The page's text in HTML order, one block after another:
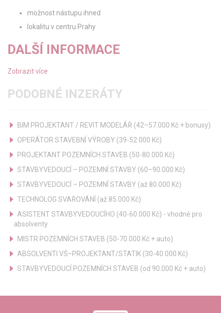
možnost nástupu ihned
lokalitu v centru Prahy
DALŠÍ INFORMACE
Zobrazit více
PODOBNÉ INZERÁTY
BIM PROJEKTANT / REVIT MODELÁŘ (42–57.000 Kč + bonusy)
OPERÁTOR STAVEBNÍ VÝROBY (39-52.000 Kč)
PROJEKTANT POZEMNÍCH STAVEB (50-80.000 Kč)
STAVBYVEDOUCÍ – POZEMNÍ STAVBY (60–90.000 Kč)
STAVBYVEDOUCÍ – POZEMNÍ STAVBY (až 80.000 Kč)
TECHNOLOG SVAŘOVÁNÍ (až 85.000 Kč)
ASISTENT STAVBYVEDOUCÍHO (40-60.000 Kč) - vhodné pro
absolventy
MISTR POZEMNÍCH STAVEB (50-70.000 Kč + auto)
ABSOLVENTI VŠ–PROJEKTANT/STATIK (30-40.000 Kč)
STAVBYVEDOUCÍ POZEMNÍCH STAVEB (od 90.000 Kč + auto)